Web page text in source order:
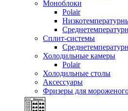
Моноблоки
Polair
Сплит-системы
Холодильные камеры
Polair
Холодильные столы
Аксессуары
Фризеры для